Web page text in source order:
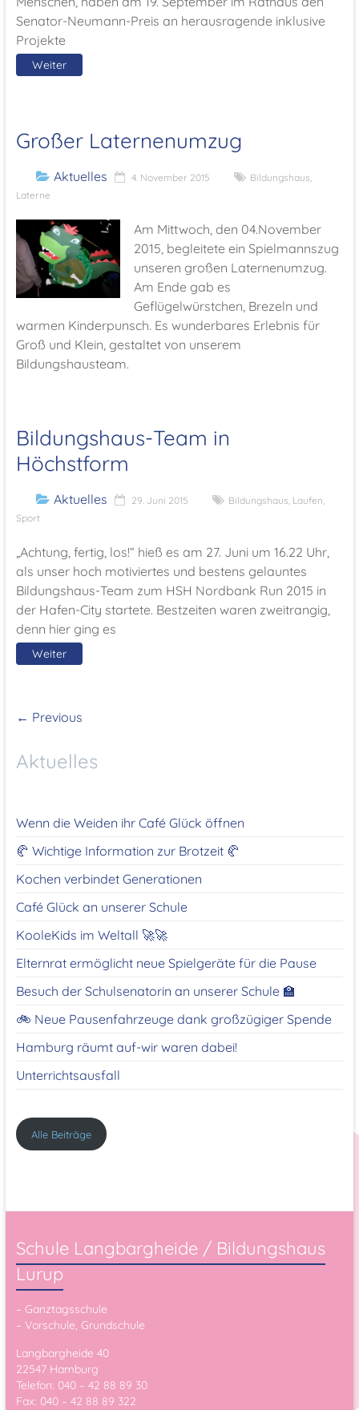
Senator-Neumann-Preis an herausragende inklusive
Projekte
Weiter
Großer Laternenumzug
Aktuelles 4. November 2015 Bildungshaus,
Laterne
Am Mittwoch, den 04.November
2015, begleitete ein Spielmannszug
unseren großen Laternenumzug.
Am Ende gab es
Geflügelwürstchen, Brezeln und
warmen Kinderpunsch. Es wunderbares Erlebnis für
Groß und Klein, gestaltet von unserem
Bildungshausteam.
Bildungshaus-Team in
Höchstform
Aktuelles 29. Juni 2015 Bildungshaus, Laufen,
Sport
„Achtung, fertig, los!“ hieß es am 27. Juni um 16.22 Uhr,
als unser hoch motiviertes und bestens gelauntes
Bildungshaus-Team zum HSH Nordbank Run 2015 in
der Hafen-City startete. Bestzeiten waren zweitrangig,
denn hier ging es
Weiter
← Previous
Aktuelles
Wenn die Weiden ihr Café Glück öffnen
🥐 Wichtige Information zur Brotzeit 🥐
Kochen verbindet Generationen
Café Glück an unserer Schule
KooleKids im Weltall 🚀🚀
Elternrat ermöglicht neue Spielgeräte für die Pause
Besuch der Schulsenatorin an unserer Schule 🏫
🚲 Neue Pausenfahrzeuge dank großzügiger Spende
Hamburg räumt auf-wir waren dabei!
Unterrichtsausfall
Alle Beiträge
Schule Langbargheide / Bildungshaus
Lurup
– Ganztagsschule
– Vorschule, Grundschule
Langbargheide 40
22547 Hamburg
Telefon: 040 – 42 88 89 30
Fax: 040 – 42 88 89 322